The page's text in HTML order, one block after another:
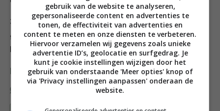
3. Mix alle ingrediënten voor het glazuur tot een glad,
gelijkmatig mengsel. Schenk dit mengsel over de
brownie en zet alles 3 uur in de koelkast.
Deel dit recept
gebruik van de website te analyseren,
gepersonaliseerde content en advertenties te
tonen, de effectiviteit van advertenties en
content te meten en onze diensten te verbeteren.
Hiervoor verzamelen wij gegevens zoals unieke
advertentie ID’s, geolocatie en surfgedrag. Je
kunt je cookie instellingen wijzigen door het
gebruik van onderstaande 'Meer opties' knop of
via 'Privacy instellingen aanpassen' onderaan de
website.